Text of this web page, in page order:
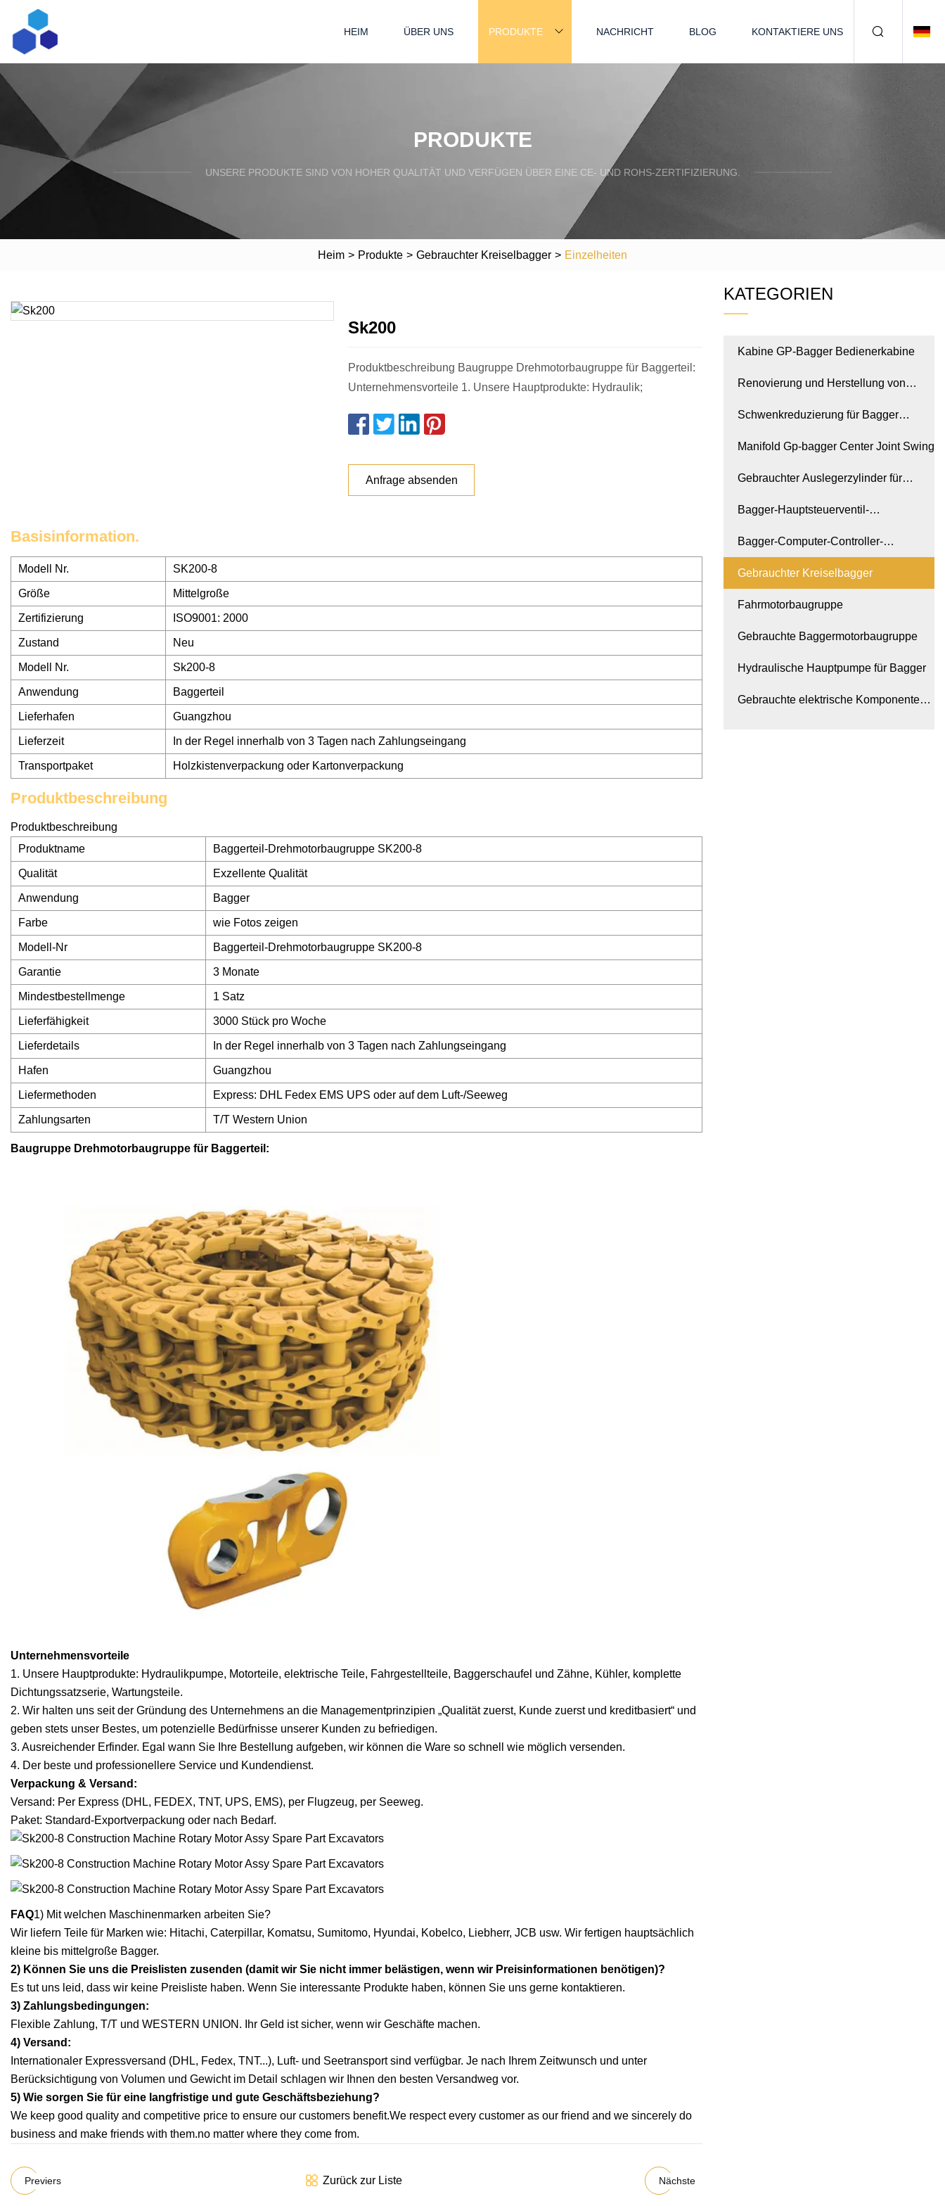
HEIM ÜBER UNS PRODUKTE NACHRICHT BLOG KONTAKTIERE UNS
PRODUKTE
UNSERE PRODUKTE SIND VON HOHER QUALITÄT UND VERFÜGEN ÜBER EINE CE- UND ROHS-ZERTIFIZIERUNG.
Heim > Produkte > Gebrauchter Kreiselbagger > Einzelheiten
Sk200
Produktbeschreibung Baugruppe Drehmotorbaugruppe für Baggerteil:
Unternehmensvorteile 1. Unsere Hauptprodukte: Hydraulik;
Anfrage absenden
Basisinformation.
Modell Nr. SK200-8
Größe Mittelgroße
Zertifizierung ISO9001: 2000
Zustand Neu
Modell Nr. Sk200-8
Anwendung Baggerteil
Lieferhafen Guangzhou
Lieferzeit In der Regel innerhalb von 3 Tagen nach Zahlungseingang
Transportpaket Holzkistenverpackung oder Kartonverpackung
Produktbeschreibung
Produktbeschreibung
Produktname
Baggerteil-Drehmotorbaugruppe SK200-8
Qualität Exzellente Qualität
Anwendung Bagger
Farbe wie Fotos zeigen
Modell-Nr Baggerteil-Drehmotorbaugruppe SK200-8
Garantie 3 Monate
Mindestbestellmenge 1 Satz
Lieferfähigkeit 3000 Stück pro Woche
Lieferdetails In der Regel innerhalb von 3 Tagen nach Zahlungseingang
Hafen Guangzhou
Liefermethoden Express: DHL Fedex EMS UPS oder auf dem Luft-/Seeweg
Zahlungsarten T/T Western Union
Baugruppe Drehmotorbaugruppe für Baggerteil:
Unternehmensvorteile
1. Unsere Hauptprodukte: Hydraulikpumpe, Motorteile, elektrische Teile, Fahrgestellteile, Baggerschaufel und Zähne, Kühler, komplette
Dichtungssatzserie, Wartungsteile.
2. Wir halten uns seit der Gründung des Unternehmens an die Managementprinzipien „Qualität zuerst, Kunde zuerst und kreditbasiert“ und
geben stets unser Bestes, um potenzielle Bedürfnisse unserer Kunden zu befriedigen.
3. Ausreichender Erfinder. Egal wann Sie Ihre Bestellung aufgeben, wir können die Ware so schnell wie möglich versenden.
4. Der beste und professionellere Service und Kundendienst.
Verpackung & Versand:
Versand: Per Express (DHL, FEDEX, TNT, UPS, EMS), per Flugzeug, per Seeweg.
Paket: Standard-Exportverpackung oder nach Bedarf.
FAQ1) Mit welchen Maschinenmarken arbeiten Sie?
Wir liefern Teile für Marken wie: Hitachi, Caterpillar, Komatsu, Sumitomo, Hyundai, Kobelco, Liebherr, JCB usw. Wir fertigen hauptsächlich
kleine bis mittelgroße Bagger.
2) Können Sie uns die Preislisten zusenden (damit wir Sie nicht immer belästigen, wenn wir Preisinformationen benötigen)?
Es tut uns leid, dass wir keine Preisliste haben. Wenn Sie interessante Produkte haben, können Sie uns gerne kontaktieren.
3) Zahlungsbedingungen:
Flexible Zahlung, T/T und WESTERN UNION. Ihr Geld ist sicher, wenn wir Geschäfte machen.
4) Versand:
Internationaler Expressversand (DHL, Fedex, TNT...), Luft- und Seetransport sind verfügbar. Je nach Ihrem Zeitwunsch und unter
Berücksichtigung von Volumen und Gewicht im Detail schlagen wir Ihnen den besten Versandweg vor.
5) Wie sorgen Sie für eine langfristige und gute Geschäftsbeziehung?
We keep good quality and competitive price to ensure our customers benefit.We respect every customer as our friend and we sincerely do
business and make friends with them.no matter where they come from.
Previers Zurück zur Liste Nächste
KATEGORIEN
Kabine GP-Bagger Bedienerkabine
Renovierung und Herstellung von
Baggern
Schwenkreduzierung für Bagger
MOTOR GP
Manifold Gp-bagger Center Joint Swing
Gebrauchter Auslegerzylinder für
Bagger
Bagger-Hauptsteuerventil-
Hydraulikventilbaugruppe
Bagger-Computer-Controller-
Instrumententafel-Monitor
Gebrauchter Kreiselbagger
Fahrmotorbaugruppe
Gebrauchte Baggermotorbaugruppe
Hydraulische Hauptpumpe für Bagger
Gebrauchte elektrische Komponenten